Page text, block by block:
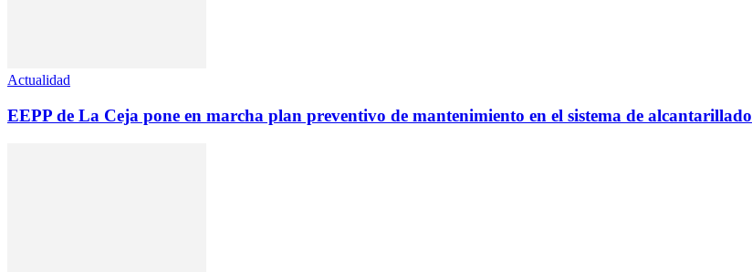
Actualidad
EEPP de La Ceja pone en marcha plan preventivo de mantenimiento en el sistema de alcantarillado